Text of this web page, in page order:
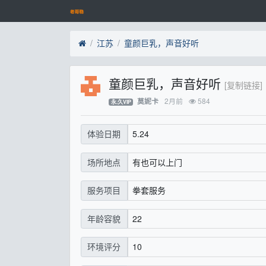
江苏 童颜巨乳，声音好听
童颜巨乳，声音好听 [复制链接]
永.久VIP 莫妮卡 2月前 584
体验日期 5.24
场所地点 有也可以上门
服务项目 拳套服务
年龄容貌 22
环境评分 10